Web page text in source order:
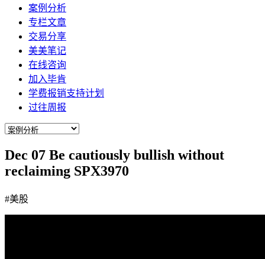
案例分析
专栏文章
交易分享
美美笔记
在线咨询
加入毕肯
学费报销支持计划
过往周报
Dec 07 Be cautiously bullish without
reclaiming SPX3970
#美股